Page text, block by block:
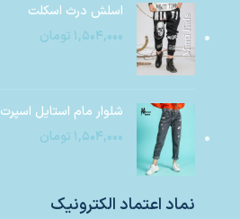
اسلش درث اسکلت
۱,۵۰۴,۰۰۰ تومان
شلوار مام استایل اسپرت
۱,۵۰۴,۰۰۰ تومان
نماد اعتماد الکترونیک